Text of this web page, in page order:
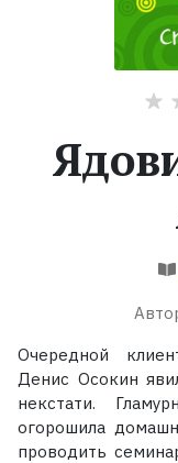
Экранизации
Очередной
Денис Осокин
некстати.
огорошила
проводить